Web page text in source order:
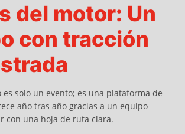
del motor: Un
con tracción
es solo un evento; es una plataforma de
año tras año gracias a un equipo
con una hoja de ruta clara.